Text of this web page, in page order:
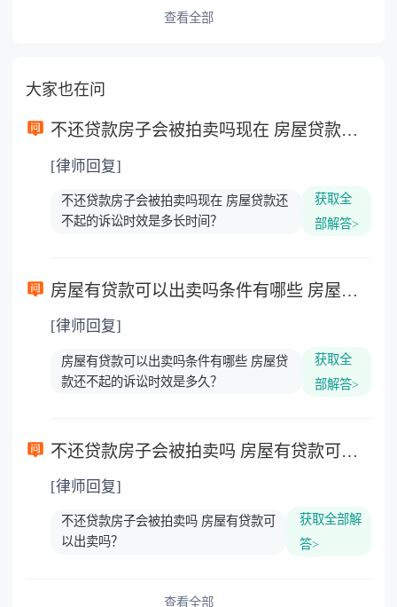
查看全部
大家也在问
不还贷款房子会被拍卖吗现在 房屋贷款还不起的诉讼时效是多长时间？
[律师回复]
不还贷款房子会被拍卖吗现在 房屋贷款还
不起的诉讼时效是多长时间？
获取全
部解答>
房屋有贷款可以出卖吗条件有哪些 房屋贷款还不起的诉讼时效是多久？
[律师回复]
房屋有贷款可以出卖吗条件有哪些 房屋贷
款还不起的诉讼时效是多久？
获取全
部解答>
不还贷款房子会被拍卖吗 房屋有贷款可以出卖吗？
[律师回复]
不还贷款房子会被拍卖吗 房屋有贷款可
以出卖吗？
获取全部解
答>
查看全部